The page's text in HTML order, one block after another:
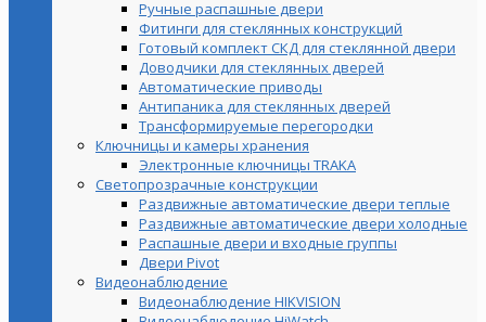
Ручные распашные двери
Фитинги для стеклянных конструкций
Готовый комплект СКД для стеклянной двери
Доводчики для стеклянных дверей
Автоматические приводы
Антипаника для стеклянных дверей
Трансформируемые перегородки
Ключницы и камеры хранения
Электронные ключницы TRAKA
Светопрозрачные конструкции
Раздвижные автоматические двери теплые
Раздвижные автоматические двери холодные
Распашные двери и входные группы
Двери Pivot
Видеонаблюдение
Видеонаблюдение HIKVISION